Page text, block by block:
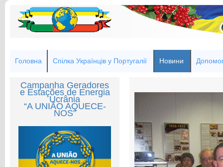
Головна Спілка Українців у Португалії Новини
Campanha Geradores
e Estações de Energia
Ucrânia
“A UNIÃO AQUECE-
NOS”